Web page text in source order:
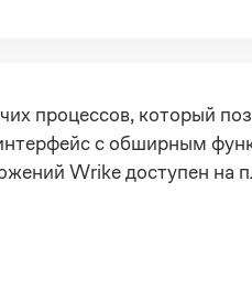
процессов, который
с обширным
Wrike доступен на